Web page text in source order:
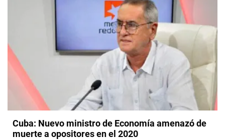
Cuba: Nuevo ministro de Economía amenazó de
muerte a opositores en el 2020